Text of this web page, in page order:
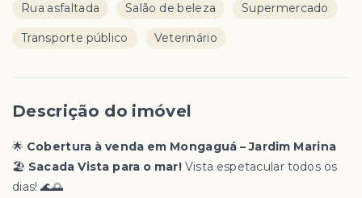
Rua asfaltada Salão de beleza Supermercado
Transporte público Veterinário
Descrição do imóvel
🌟 Cobertura à venda em Mongaguá – Jardim Marina
🏖️ Sacada Vista para o mar! Vista espetacular todos os
dias! 🌊🌅